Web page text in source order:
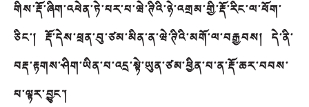
གིས་རྡོ་ཞིག་འཕེན་ཏེ་པར་པ་ཝེ་ཊིའི་ཉེ་འགྲམ་གྱི་རྡོ་རིང་ལ་ཕོག་
ཅིང་། རྡོ་དེས་ཕྲན་བུ་ཙམ་མིན་ན་ཝེ་ཊིའི་མགོ་ལ་བརྒྱབས། དེ་ནི་
བརྡ་རྟགས་ཤིག་ཡིན་པ་འདྲ་སྟེ་ཡུན་ཙམ་ཕྱིན་པ་ན་རྡོ་ཆར་བབས་
པ་ལྟར་བྱུང།